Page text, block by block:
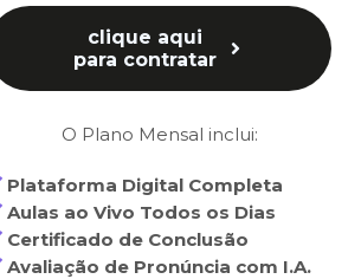
clique aqui
para contratar
O Plano Mensal inclui:
Plataforma Digital Completa
Aulas ao Vivo Todos os Dias
Certificado de Conclusão
Avaliação de Pronúncia com I.A.